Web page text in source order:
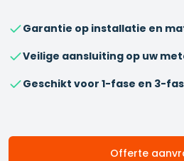
Garantie op installatie en
Veilige aansluiting op uw
Geschikt voor 1-fase en 3-
Offerte